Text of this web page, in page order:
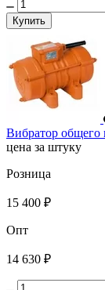
Купить
Вибратор
цена за штуку
Розница
15 400 ₽
Опт
14 630 ₽